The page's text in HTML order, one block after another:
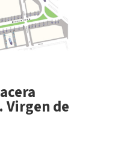
Virgen de